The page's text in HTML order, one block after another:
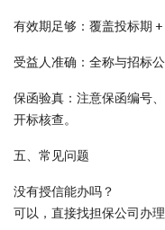
有效期足够：覆盖投标期
受益人准确：全称与招标
保函验真：注意保函编号
开标核查。
五、常见问题
没有授信能办吗？
可以，直接找担保公司办理